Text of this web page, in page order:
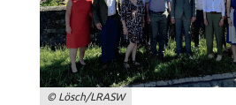
© Lösch/LRASW
Cookie Laufzeit:
Session